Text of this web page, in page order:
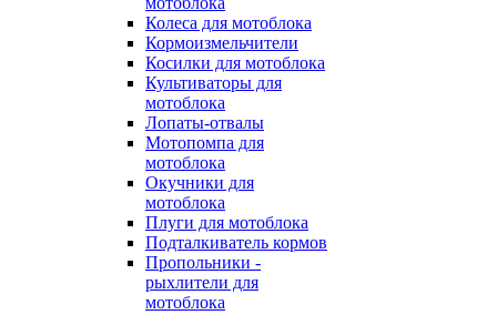
Колеса для мотоблока
Кормоизмельчители
Косилки для мотоблока
Культиваторы для
мотоблока
Лопаты-отвалы
Мотопомпа для
мотоблока
Окучники для
мотоблока
Плуги для мотоблока
Подталкиватель кормов
Пропольники -
рыхлители для
мотоблока